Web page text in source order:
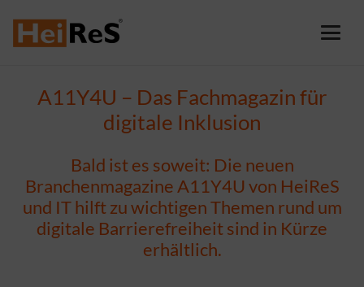
A11Y4U – Das Fachmagazin für
digitale Inklusion
Bald ist es soweit: Die neuen
Branchenmagazine A11Y4U von HeiReS
und IT hilft zu wichtigen Themen rund um
digitale Barrierefreiheit sind in Kürze
erhältlich.